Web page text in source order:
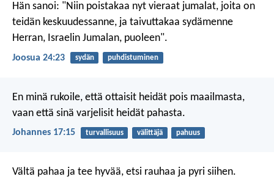
Hän sanoi: "Niin poistakaa nyt vieraat jumalat, joita on
teidän keskuudessanne, ja taivuttakaa sydämenne
Herran, Israelin Jumalan, puoleen".
Joosua 24:23 sydän puhdistuminen
En minä rukoile, että ottaisit heidät pois maailmasta,
vaan että sinä varjelisit heidät pahasta.
Johannes 17:15 turvallisuus välittäjä pahuus
Vältä pahaa ja tee hyvää, etsi rauhaa ja pyri siihen.